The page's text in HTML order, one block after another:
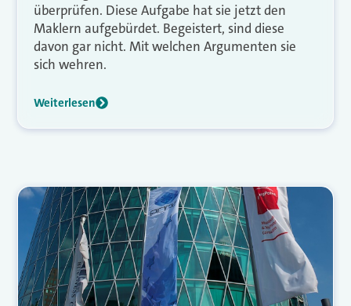
überprüfen. Diese Aufgabe hat sie jetzt den
Maklern aufgebürdet. Begeistert, sind diese
davon gar nicht. Mit welchen Argumenten sie
sich wehren.
Weiterlesen